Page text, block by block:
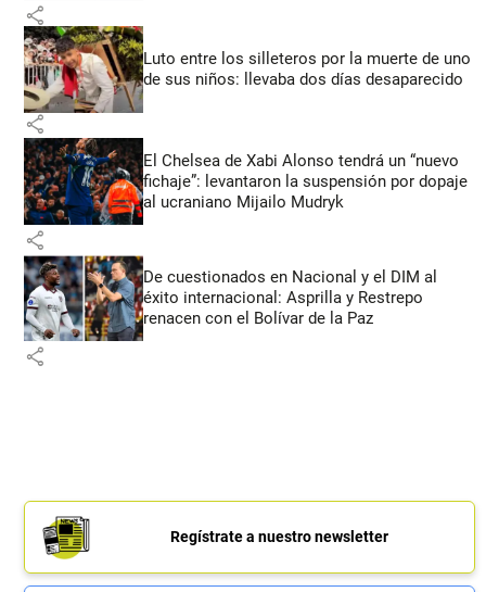
share
Luto entre los silleteros por la muerte de uno
de sus niños: llevaba dos días desaparecido
share
El Chelsea de Xabi Alonso tendrá un “nuevo
fichaje”: levantaron la suspensión por dopaje
al ucraniano Mijailo Mudryk
share
De cuestionados en Nacional y el DIM al
éxito internacional: Asprilla y Restrepo
renacen con el Bolívar de la Paz
share
Regístrate a nuestro newsletter